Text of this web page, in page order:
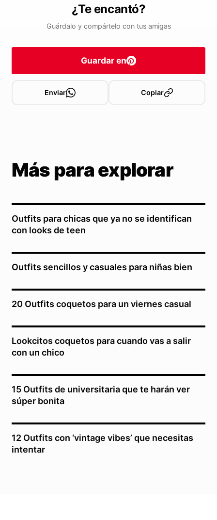
¿Te encantó?
Guárdalo y compártelo con tus amigas
Guardar en
Enviar Copiar
Más para explorar
Outfits para chicas que ya no se identifican
con looks de teen
Outfits sencillos y casuales para niñas bien
20 Outfits coquetos para un viernes casual
Lookcitos coquetos para cuando vas a salir
con un chico
15 Outfits de universitaria que te harán ver
súper bonita
12 Outfits con ‘vintage vibes’ que necesitas
intentar